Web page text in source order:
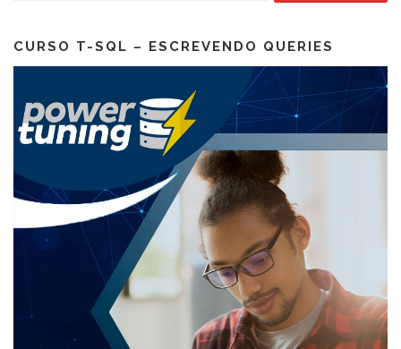
CURSO T-SQL – ESCREVENDO QUERIES